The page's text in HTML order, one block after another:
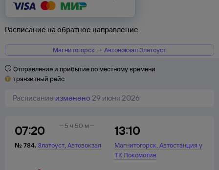
Расписание на обратное направление
Магнитогорск → Автовокзал Златоуст
Отправление и прибытие по местному времени
транзитный рейс
Расписание изменено 29 июня 2026
07:20
№ 784, Златоуст,Автовокзал
13:10
Магнитогорск,Автостанция у
ТК Локомотив
5 ч 50 м